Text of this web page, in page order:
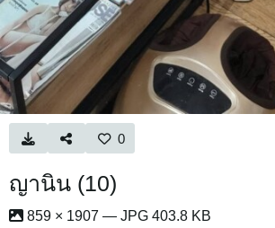
0
ญานิน (10)
859 × 1907 — JPG 403.8 KB